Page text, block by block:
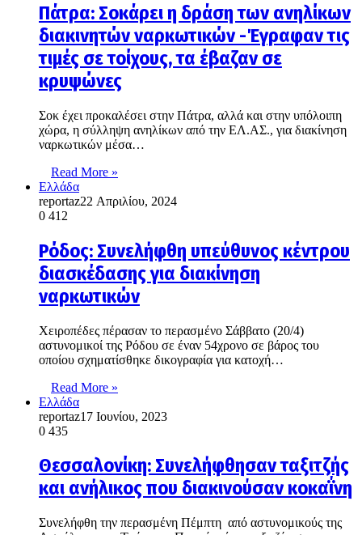
Πάτρα: Σοκάρει η δράση των ανηλίκων
διακινητών ναρκωτικών -Έγραφαν τις
τιμές σε τοίχους, τα έβαζαν σε
κρυψώνες
Σοκ έχει προκαλέσει στην Πάτρα, αλλά και στην υπόλοιπη
χώρα, η σύλληψη ανηλίκων από την ΕΛ.ΑΣ., για διακίνηση
ναρκωτικών μέσα…
Read More »
Ελλάδα
reportaz22 Απριλίου, 2024
0 412
Ρόδος: Συνελήφθη υπεύθυνος κέντρου
διασκέδασης για διακίνηση
ναρκωτικών
Χειροπέδες πέρασαν το περασμένο Σάββατο (20/4)
αστυνομικοί της Ρόδου σε έναν 54χρονο σε βάρος του
οποίου σχηματίσθηκε δικογραφία για κατοχή…
Read More »
Ελλάδα
reportaz17 Ιουνίου, 2023
0 435
Θεσσαλονίκη: Συνελήφθησαν ταξιτζής
και ανήλικος που διακινούσαν κοκαΐνη
Συνελήφθη την περασμένη Πέμπτη από αστυνομικούς της